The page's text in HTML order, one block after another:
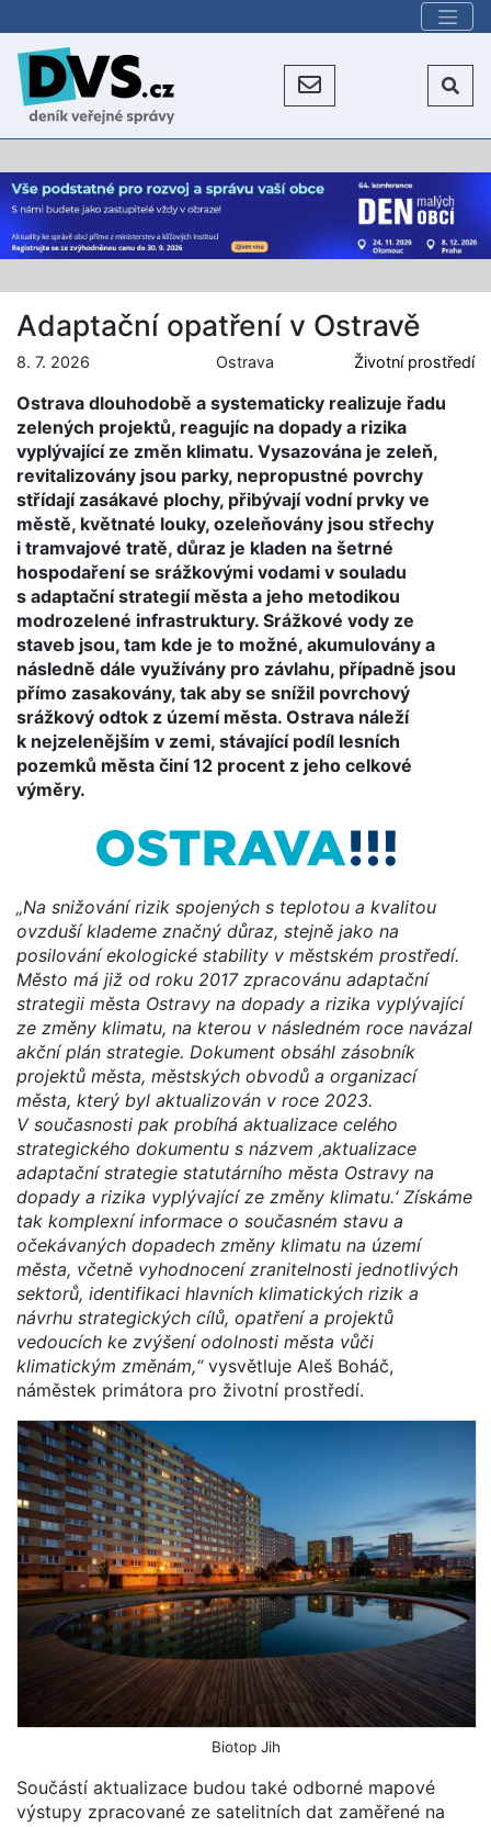
Adaptační opatření v Ostravě
8. 7. 2026 Ostrava Životní prostředí
Ostrava dlouhodobě a systematicky realizuje řadu
zelených projektů, reagujíc na dopady a rizika
vyplývající ze změn klimatu. Vysazována je zeleň,
revitalizovány jsou parky, nepropustné povrchy
střídají zasákavé plochy, přibývají vodní prvky ve
městě, květnaté louky, ozeleňovány jsou střechy
i tramvajové tratě, důraz je kladen na šetrné
hospodaření se srážkovými vodami v souladu
s adaptační strategií města a jeho metodikou
modrozelené infrastruktury. Srážkové vody ze
staveb jsou, tam kde je to možné, akumulovány a
následně dále využívány pro závlahu, případně jsou
přímo zasakovány, tak aby se snížil povrchový
srážkový odtok z území města. Ostrava náleží
k nejzelenějším v zemi, stávající podíl lesních
pozemků města činí 12 procent z jeho celkové
výměry.
„Na snižování rizik spojených s teplotou a kvalitou
ovzduší klademe značný důraz, stejně jako na
posilování ekologické stability v městském prostředí.
Město má již od roku 2017 zpracovánu adaptační
strategii města Ostravy na dopady a rizika vyplývající
ze změny klimatu, na kterou v následném roce navázal
akční plán strategie. Dokument obsáhl zásobník
projektů města, městských obvodů a organizací
města, který byl aktualizován v roce 2023.
V současnosti pak probíhá aktualizace celého
strategického dokumentu s názvem ‚aktualizace
adaptační strategie statutárního města Ostravy na
dopady a rizika vyplývající ze změny klimatu.‘ Získáme
tak komplexní informace o současném stavu a
očekávaných dopadech změny klimatu na území
města, včetně vyhodnocení zranitelnosti jednotlivých
sektorů, identifikaci hlavních klimatických rizik a
návrhu strategických cílů, opatření a projektů
vedoucích ke zvýšení odolnosti města vůči
klimatickým změnám,“vysvětluje Aleš Boháč,
náměstek primátora pro životní prostředí.
Biotop Jih
Součástí aktualizace budou také odborné mapové
výstupy zpracované ze satelitních dat zaměřené na